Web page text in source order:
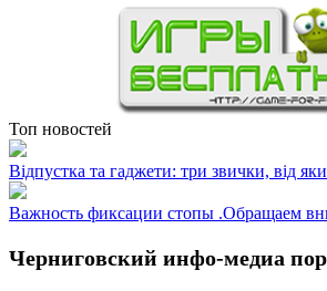
Топ новостей
Відпустка та гаджети: три звички, від
Важность фиксации стопы .Обращаем
Черниговский инфо-медиа